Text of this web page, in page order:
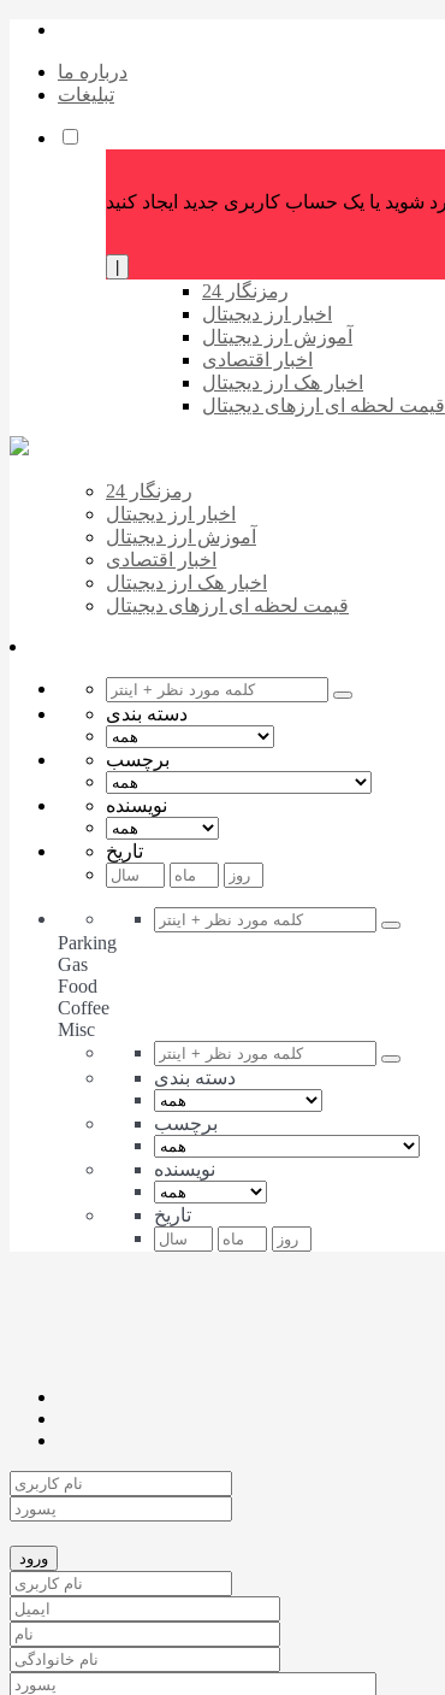
درباره ما
تبلیغات
رمزنگار 24
اخبار ارز دیجیتال
آموزش ارز دیجیتال
اخبار اقتصادی
اخبار هک ارز دیجیتال
قیمت لحظه ای ارزهای دیجیتال
رمزنگار 24
اخبار ارز دیجیتال
آموزش ارز دیجیتال
اخبار اقتصادی
اخبار هک ارز دیجیتال
قیمت لحظه ای ارزهای دیجیتال
دسته بندی
برچسب
نویسنده
تاریخ
Parking
Gas
Food
Coffee
Misc
دسته بندی
برچسب
نویسنده
تاریخ